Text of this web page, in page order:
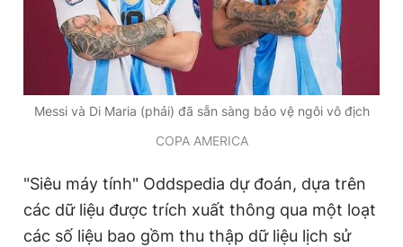
Tổng biên tập: Nguyễn Ngọc Toàn
Phó tổng biên tập thường trực: Hải Thành
Phó tổng biên tập: Lâm Hiếu Dũng
Phó tổng biên tập: Trần Việt Hưng
Tổng thư ký tòa soạn: Đức Trung
Giấy phép xuất bản số 110/GP - BTTTT cấp ngày 24.3.2020
chép dưới mọi hình thức nếu không có sự chấp thuận bằng văn
Messi và Di Maria (phải) đã sẵn sàng bảo vệ ngôi vô địch
COPA AMERICA
"Siêu máy tính" Oddspedia dự đoán, dựa trên
các dữ liệu được trích xuất thông qua một loạt
các số liệu bao gồm thu thập dữ liệu lịch sử